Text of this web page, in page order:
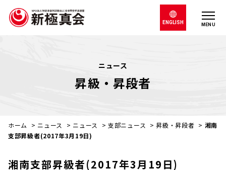
MENU
ENGLISH
ニュース
昇級・昇段者
ホーム > ニュース > ニュース >支部ニュース >昇級・昇段者 > 湘南
支部昇級者(2017年3月19日)
湘南支部昇級者(2017年3月19日)